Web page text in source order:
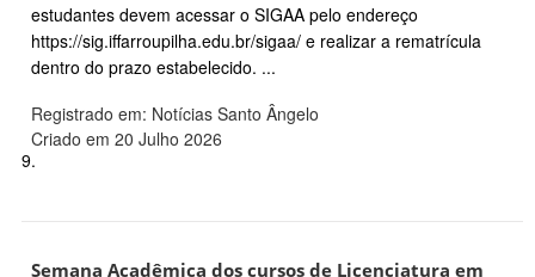
estudantes devem acessar o SIGAA pelo endereço
https://sig.iffarroupilha.edu.br/sigaa/ e realizar a rematrícula
dentro do prazo estabelecido. ...
Registrado em: Notícias Santo Ângelo
Criado em 20 Julho 2026
9.
Semana Acadêmica dos cursos de Licenciatura em